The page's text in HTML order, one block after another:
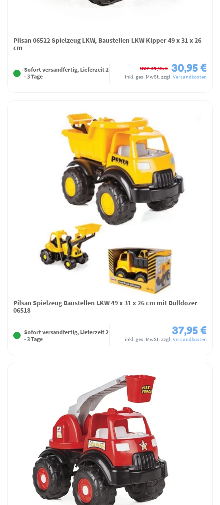
Pilsan 06522 Spielzeug LKW, Baustellen LKW Kipper 49 x 31 x 26
cm
Sofort versandfertig, Lieferzeit 2
- 3 Tage
UVP 31,95 € 30,95 €
inkl. ges. MwSt. zzgl. Versandkosten
Pilsan Spielzeug Baustellen LKW 49 x 31 x 26 cm mit Bulldozer
06518
Sofort versandfertig, Lieferzeit 2
- 3 Tage
37,95 €
inkl. ges. MwSt. zzgl. Versandkosten